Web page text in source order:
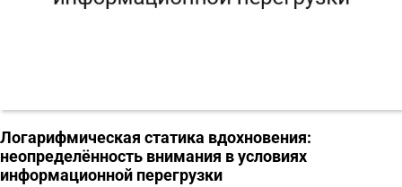
Логарифмическая статика вдохновения:
неопределённость внимания в условиях
информационной перегрузки